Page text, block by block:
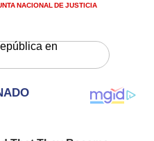
NACIONAL DE JUSTICIA
en